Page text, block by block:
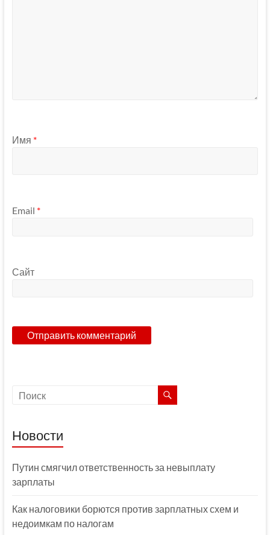
Имя *
Email *
Сайт
Новости
Путин смягчил ответственность за невыплату
зарплаты
Как налоговики борются против зарплатных схем и
недоимкам по налогам